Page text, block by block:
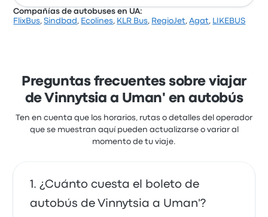
y los asientos, pero a menudo se quejaron de la
puntualidad. Los precios de los boletos de Lys-Auto-
Cazna Trans ofrece 1 salidas diarias y puedes
donde necesitas estar.
Compañías de autobuses en UA:
FlixBus,Sindbad , Ecolines, KLR Bus, RegioJet,Agat, LIKEBUS
Preguntas frecuentes sobre viajar
de Vinnytsia a Uman' en autobús
Ten en cuenta que los horarios, rutas o detalles del operador
que se muestran aquí pueden actualizarse o variar al
momento de tu viaje.
¿Cuánto cuesta el boleto de
autobús de Vinnytsia a Uman'?